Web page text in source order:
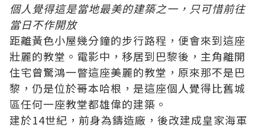
個人覺得這是當地最美的建築之一，只可惜前往
當日不作開放
距離黃色小屋幾分鐘的步行路程，便會來到這座
壯麗的教堂。電影中，移居到巴黎後，主角離開
住宅曾驚鴻一瞥這座美麗的教堂，原來那不是巴
黎，仍是位於哥本哈根，是這座個人覺得比舊城
區任何一座教堂都雄偉的建築。
建於14世紀，前身為鑄造廠，後改建成皇家海軍